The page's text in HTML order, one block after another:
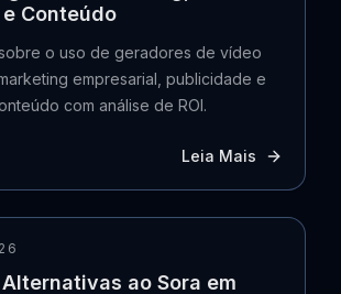
Conteúdo
o uso de geradores de vídeo
empresarial, publicidade e
com análise de ROI.
Leia Mais
ao Sora em